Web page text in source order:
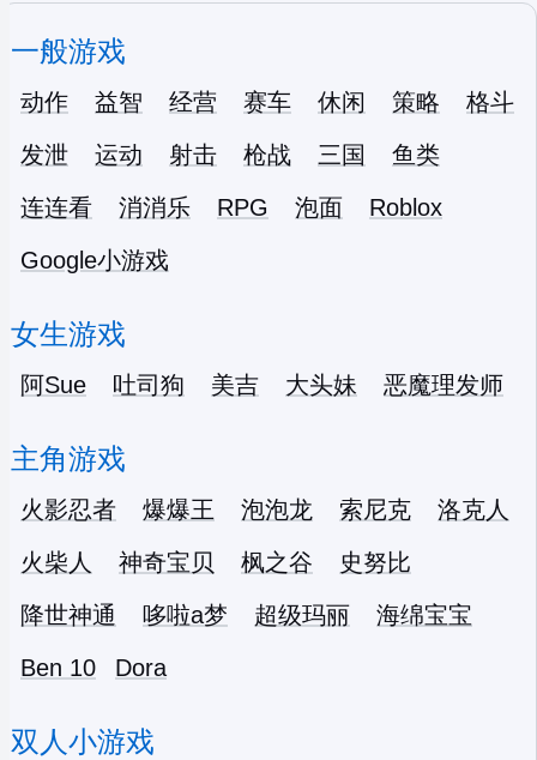
一般游戏
动作 益智 经营 赛车 休闲 策略
格斗
发泄
运动 射击 枪战 三国
鱼类
连连看
消消乐 RPG 泡面
Roblox
Google小游戏
女生游戏
阿Sue 吐司狗 美吉 大头妹 恶魔理发师
主角游戏
火影忍者 爆爆王 泡泡龙 索尼克
洛克人
火柴人
神奇宝贝 枫之谷
史努比
降世神通
哆啦a梦 超级玛丽
海绵宝宝
Ben 10
Dora
双人小游戏